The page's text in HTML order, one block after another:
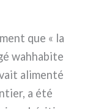
que « la
wah­ha­bi­te
ali­men­té
a été